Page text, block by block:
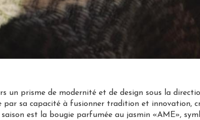
un prisme de modernité et de design sous la
sa capacité à fusionner tradition et innovation,
est la bougie parfumée au jasmin «AME»,